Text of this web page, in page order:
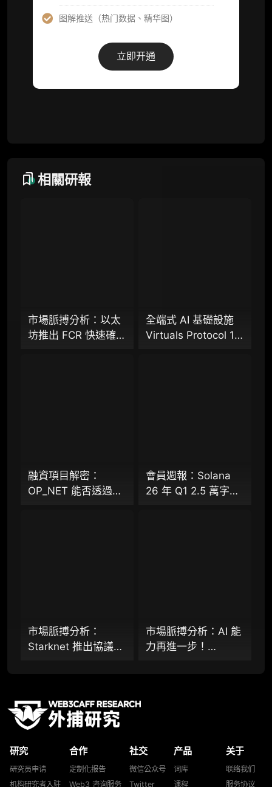
图解推送（热门数据、精华图）
立即开通
会员周报（一周精华高效吸收）
解锁本会员权限的栏目历史内容
词库（支持报告内术语悬浮释义）
定制化研究报告折扣（9.5 折）
¥ 98000
资产）​
定制化研究服务（1次，课题/选题经审核通过
分析师 1 对 1 沟通（1 小时，话题需审核）
淀内容）
机构专属社群（与业内高管、机构、基金等共
可下载报告 PDF 版（24 次/年）
相關研報
市場脈搏分析：以太
坊推出 FCR 快速確認
全端式 AI 基礎設施
Virtuals Protocol 1.5
融資項目解密：
OP_NET 能否透過搭
會員週報：Solana
26 年 Q1 2.5 萬字研
市場脈搏分析：
Starknet 推出協議級
難以介入」的困局？
市場脈搏分析：AI 能
力再進一步！
研究
研究员申请
机构研究者入驻
合作
定制化报告
Web3 咨询服务
社交
微信公众号
Twitter
产品
词库
课程
关于
联络我们
服务协议